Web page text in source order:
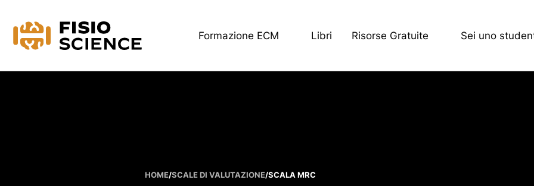
FisioScienceFormazione ECM Libri Risorse Gratuite Sei uno
HOME/SCALE DI VALUTAZIONE/SCALA MRC